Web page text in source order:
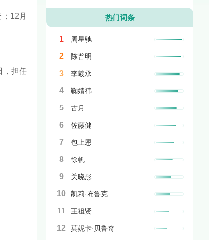
12月
，担任
热门词条
1 周星驰
2 陈普明
3 李羲承
4 鞠婧祎
5 古月
6 佐藤健
7 包上恩
8 徐帆
9 关晓彤
10 凯莉·布鲁克
11 王祖贤
12 莫妮卡·贝鲁奇